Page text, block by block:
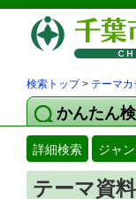
検索トップ> テーマカ
かんたん
詳細検索 ジャ
テーマ資